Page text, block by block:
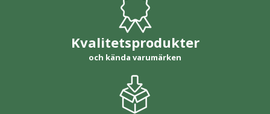
Kvalitetsprodukter
och kända varumärken